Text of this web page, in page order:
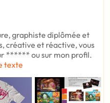
graphiste diplômée et
créative et réactive, vous
****** ou sur mon profil.
texte